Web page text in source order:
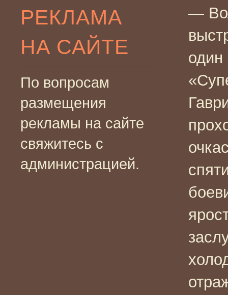
РЕКЛАМА
НА САЙТЕ
По вопросам
размещения
рекламы на сайте
свяжитесь с
администрацией.
—
один